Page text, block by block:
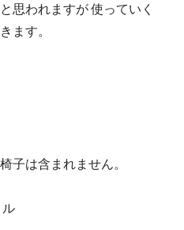
思われますが 使っていく
ます。
子は含まれません。